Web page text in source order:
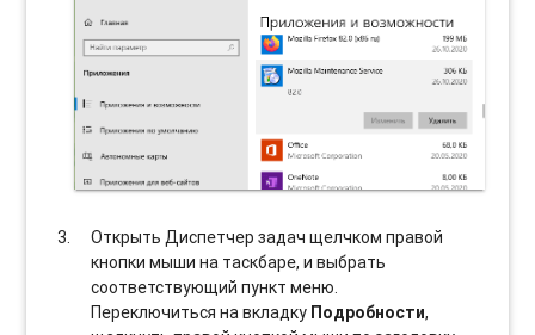
Открыть Диспетчер задач щелчком правой
кнопки мыши на таскбаре, и выбрать
соотвeтствующий пункт меню.
Переключиться на вкладку Подробности,